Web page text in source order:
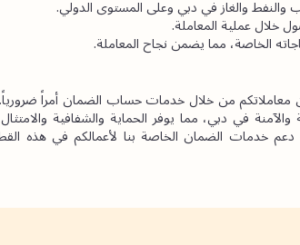
والنفط والغاز في دبي وعلى المستوى الدولي.
خلال عملية المعاملة.
الخاصة، مما يضمن نجاح المعاملة.